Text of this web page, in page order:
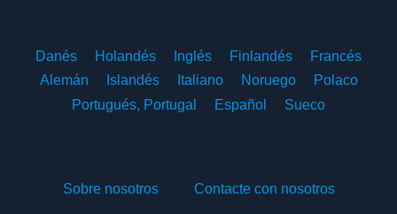
Danés Holandés Inglés Finlandés
Francés
Alemán
Islandés Italiano Noruego
Polaco
Portugués, Portugal
Español Sueco
Sobre nosotros Contacte con nosotros